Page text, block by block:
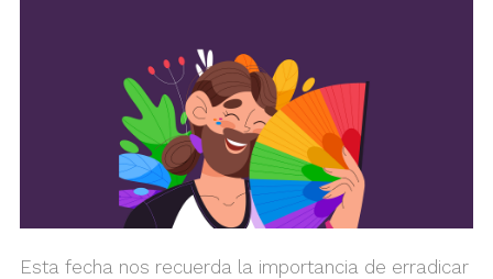
Esta fecha nos recuerda la importancia de erradicar